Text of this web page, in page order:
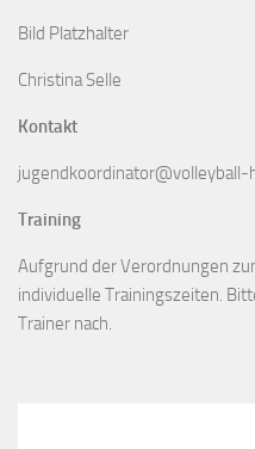
Bild Platzhalter
Christina Selle
Kontakt
jugendkoordinator@volleyball-
Training
Aufgrund der Verordnungen
individuelle Trainingszeiten.
Trainer nach.